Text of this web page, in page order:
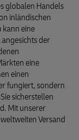
globalen Handels
inländischen
eine
der
eine
einen
fungiert, sondern
sicherstellen
Mit unserer
Versand